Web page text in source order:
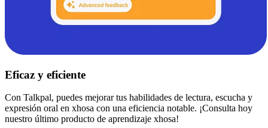
Eficaz y eficiente
Con Talkpal, puedes mejorar tus habilidades de lectura, escucha y
expresión oral en xhosa con una eficiencia notable. ¡Consulta hoy
nuestro último producto de aprendizaje xhosa!